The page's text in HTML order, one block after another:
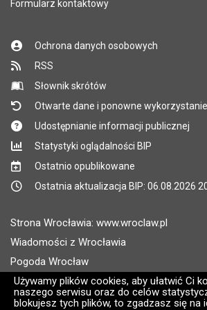
Używamy plików cookies, aby ułatwić Ci
naszego serwisu oraz do celów
blokujesz tych plików, to zgadzasz się na
Formularz kontaktowy
Ochrona danych osobowych
RSS
Słownik skrótów
Otwarte dane i ponowne wykorzystanie
Udostępnianie informacji publicznej
Statystyki oglądalności BIP
Ostatnio opublikowane
Ostatnia aktualizacja BIP: 06.08.2026
Strona Wrocławia: www.wroclaw.pl
Wiadomości z Wrocławia
Pogoda Wrocław
Rozkłady jazdy MPK Wrocław
Administratorem wroclaw.pl jest: ARAW